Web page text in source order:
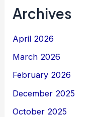
Archives
April 2026
March 2026
February 2026
December 2025
October 2025